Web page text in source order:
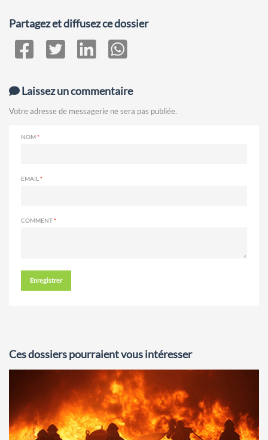
Partagez et diffusez ce dossier
Laissez un commentaire
Votre adresse de messagerie ne sera pas publiée.
NOM
EMAIL
COMMENT
Enregistrer
Ces dossiers pourraient vous intéresser